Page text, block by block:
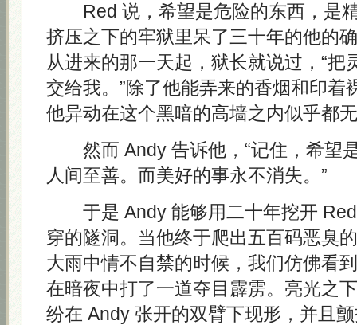
Red 说，希望是危险的东西，是
挤压之下的牢狱里呆了三十年的他的
从进来的那一天起，狱长就说过，“把
交给我。”除了他能弄来的香烟和印着
他异动在这个黑暗的高墙之内似乎都
然而 Andy 告诉他，“记住，希望
人间至善。而美好的事永不消失。”
于是 Andy 能够用二十年挖开 Red
穿的隧洞。当他终于爬出五百码恶臭
大雨中情不自禁的时候，我们仿佛看
在暗夜中打了一道夺目霹雳。亮光之
纷在 Andy 张开的双臂下现形，并且